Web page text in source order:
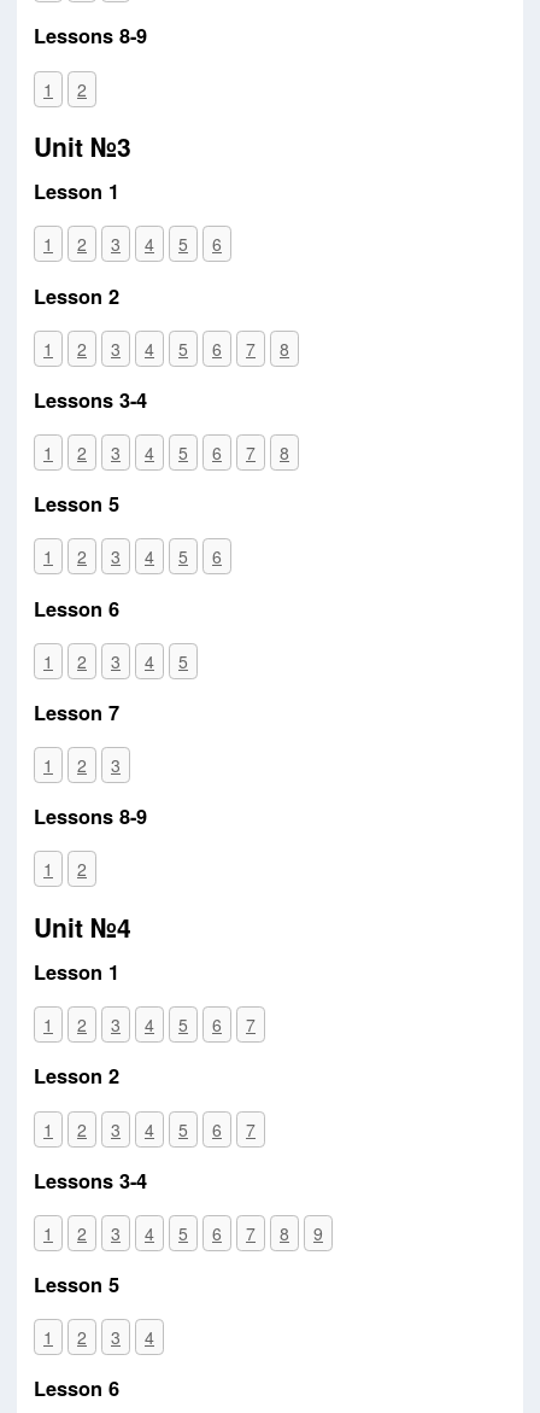
Lessons 8-9
1 2
Unit №3
Lesson 1
1 2 3 4 5 6
Lesson 2
1 2 3 4 5 6 7 8
Lessons 3-4
1 2 3 4 5 6 7 8
Lesson 5
1 2 3 4 5 6
Lesson 6
1 2 3 4 5
Lesson 7
1 2 3
Lessons 8-9
1 2
Unit №4
Lesson 1
1 2 3 4 5 6 7
Lesson 2
1 2 3 4 5 6 7
Lessons 3-4
1 2 3 4 5 6 7 8 9
Lesson 5
1 2 3 4
Lesson 6